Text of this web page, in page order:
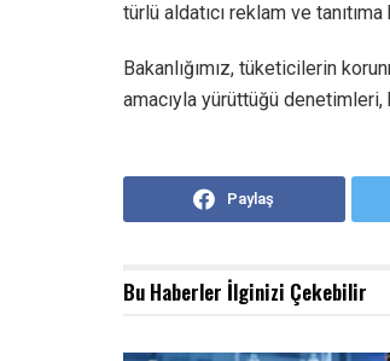
türlü aldatıcı reklam ve
Bakanlığımız, tüketicilerin
amacıyla yürüttüğü
Paylaş
Bu Haberler İlginizi Çekebilir